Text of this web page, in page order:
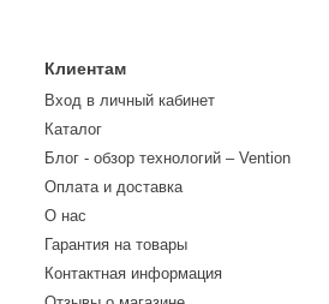
Клиентам
Вход в личный кабинет
Каталог
Блог - обзор технологий – Vention
Оплата и доставка
О нас
Гарантия на товары
Контактная информация